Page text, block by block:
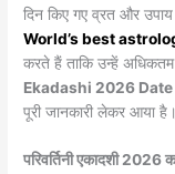
दिन किए गए व्रत और
World’s best
करते हैं ताकि उन्हें
Ekadashi 2026
पूरी जानकारी लेकर आया है।
परिवर्तिनी एकादशी 2026